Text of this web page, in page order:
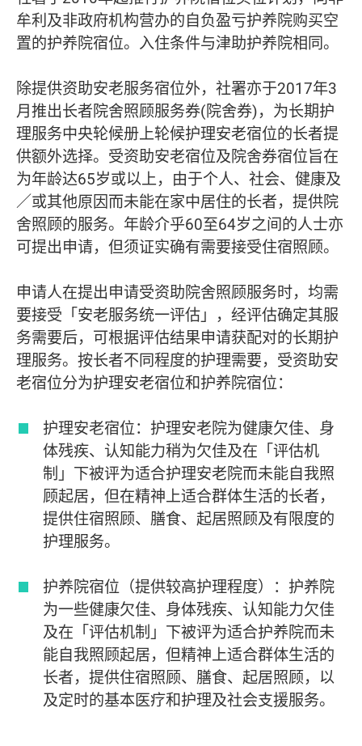
牟利及非政府机构营办的自负盈亏护养院购买空
置的护养院宿位。入住条件与津助护养院相同。
除提供资助安老服务宿位外，社署亦于2017年3
月推出长者院舍照顾服务券(院舍券)，为长期护
理服务中央轮候册上轮候护理安老宿位的长者提
供额外选择。受资助安老宿位及院舍券宿位旨在
为年龄达65岁或以上，由于个人、社会、健康及
／或其他原因而未能在家中居住的长者，提供院
舍照顾的服务。年龄介乎60至64岁之间的人士亦
可提出申请，但须证实确有需要接受住宿照顾。
申请人在提出申请受资助院舍照顾服务时，均需
要接受「安老服务统一评估」，经评估确定其服
务需要后，可根据评估结果申请获配对的长期护
理服务。按长者不同程度的护理需要，受资助安
老宿位分为护理安老宿位和护养院宿位：
护理安老宿位：护理安老院为健康欠佳、身
体残疾、认知能力稍为欠佳及在「评估机
制」下被评为适合护理安老院而未能自我照
顾起居，但在精神上适合群体生活的长者，
提供住宿照顾、膳食、起居照顾及有限度的
护理服务。
护养院宿位（提供较高护理程度）：护养院
为一些健康欠佳、身体残疾、认知能力欠佳
及在「评估机制」下被评为适合护养院而未
能自我照顾起居，但精神上适合群体生活的
长者，提供住宿照顾、膳食、起居照顾，以
及定时的基本医疗和护理及社会支援服务。